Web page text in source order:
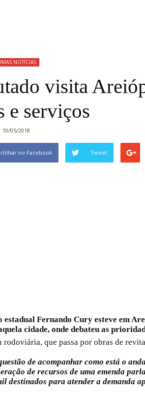
NOTÍCIAS
visita
e serviços
10/05/2018
no Facebook Tweet
estadual Fernando Cury esteve em
cidade, onde debateu as
rodoviária, que passa por obras de
de acompanhar como está o
de recursos de uma emenda
destinados para atender a demanda